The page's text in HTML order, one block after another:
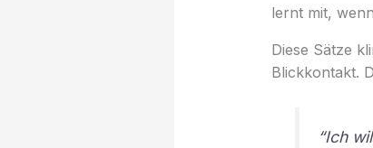
lernt mit,
Diese Sätze
Blickkontakt.
“Ich